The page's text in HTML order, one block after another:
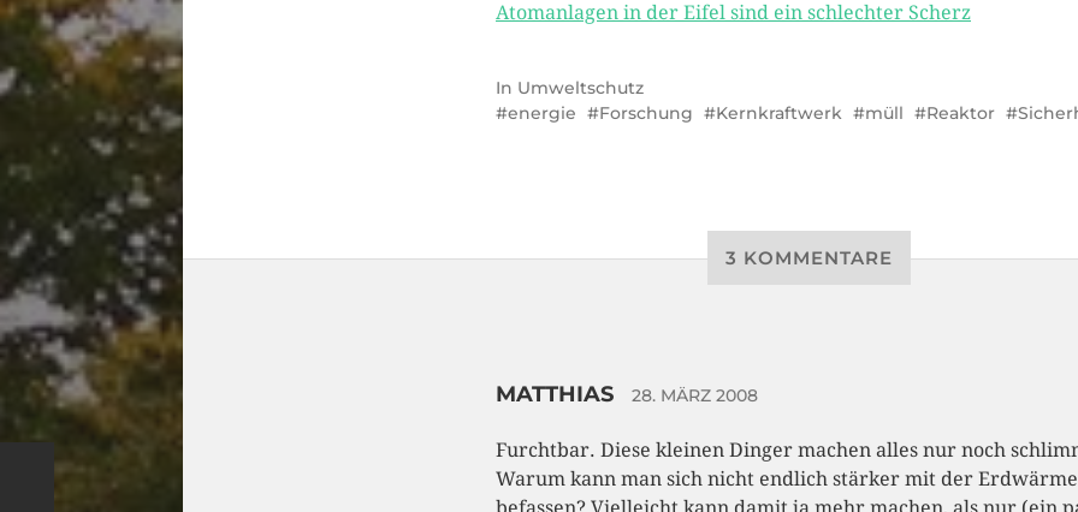
Atomanlagen in der Eifel sind ein schlechter Scherz
In Umweltschutz
energie
Forschung Kernkraftwerk müll Reaktor
3 KOMMENTARE
MATTHIAS 28. MÄRZ 2008
Furchtbar. Diese kleinen Dinger machen alles nur noch
Warum kann man sich nicht endlich stärker mit der Erdwärme